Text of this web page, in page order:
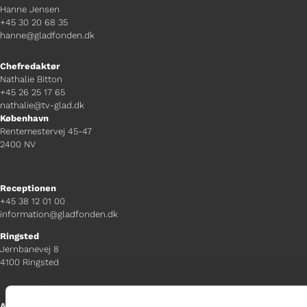
Hanne Jensen
+45 30 20 68 35
hanne@gladfonden.dk
Chefredaktør
Nathalie Bitton
+45 26 25 17 65
nathalie@tv-glad.dk
København
Rentemestervej 45-47
2400 NV
Receptionen
+45 38 12 01 00
information@gladfonden.dk
Ringsted
Jernbanevej 8
4100 Ringsted